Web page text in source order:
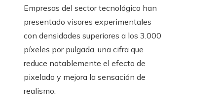
Empresas del sector tecnológico han
presentado visores experimentales
con densidades superiores a los 3.000
píxeles por pulgada, una cifra que
reduce notablemente el efecto de
pixelado y mejora la sensación de
realismo.